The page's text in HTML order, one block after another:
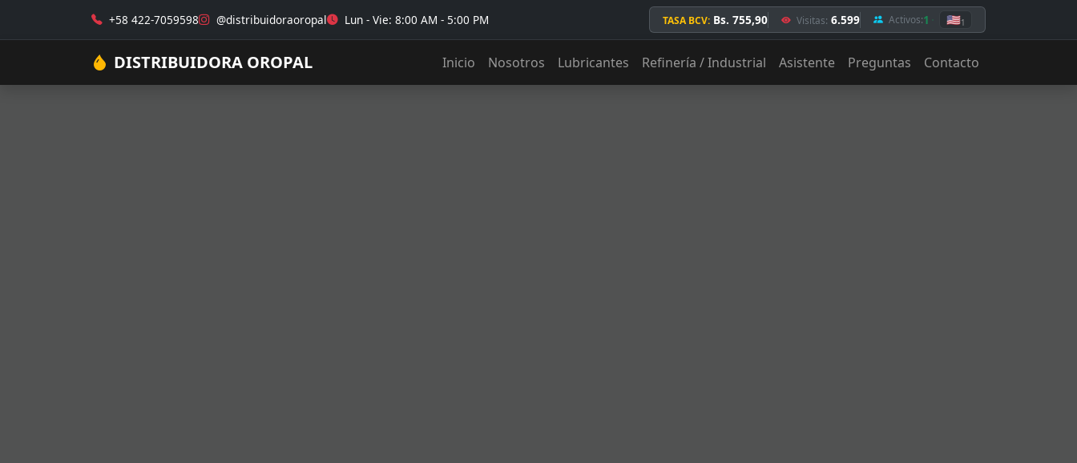
+58 422-7059598 @distribuidoraoropal Lun - Vie: 8:00 AM - 5:00 PM TASA BCV: Bs. 755,90 Visitas: 6.599 Activos:1 🇺🇸1
DISTRIBUIDORA OROPAL Inicio Nosotros Lubricantes Refinería / Industrial Asistente Preguntas Contacto